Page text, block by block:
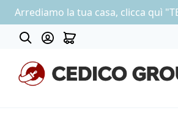
Arrediamo la tua casa, clicca quì